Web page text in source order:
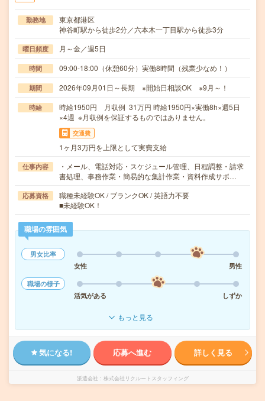
勤務地
東京都港区
神谷町駅から徒歩2分／六本木一丁目駅から徒歩3分
曜日頻度 月～金／週5日
時間 09:00-18:00（休憩60分）実働8時間（残業少なめ！）
期間 2026年09月01日～長期 ※開始日相談OK ※9月～！
時給
時給1950円 月収例 31万円 時給1950円×実働8h×週5日
×4週 ※月収例を保証するものではありません。
交通費
1ヶ月3万円を上限として実費支給
仕事内容
・メール、電話対応・スケジュール管理、日程調整・請求
書処理、事務作業・簡易的な集計作業・資料作成サポ…
応募資格
職種未経験OK / ブランクOK / 英語力不要
■未経験OK！
職場の雰囲気
男女比率
女性
男性
職場の様子
活気がある
しずか
もっと見る
気になる! 応募へ進む 詳しく見る
派遣会社 株式会社リクルートスタッフィング